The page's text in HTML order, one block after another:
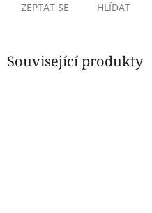
ZEPTAT SE HLÍDAT
Související produkty